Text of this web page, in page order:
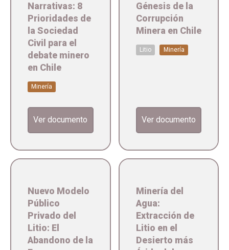
Narrativas: 8
Prioridades de
la Sociedad
Civil para el
debate minero
en Chile
Minería
Ver documento
Génesis de la
Corrupción
Minera en Chile
Litio Minería
Ver documento
Nuevo Modelo
Público
Privado del
Litio: El
Abandono de la
Minería del
Agua:
Extracción de
Litio en el
Desierto más